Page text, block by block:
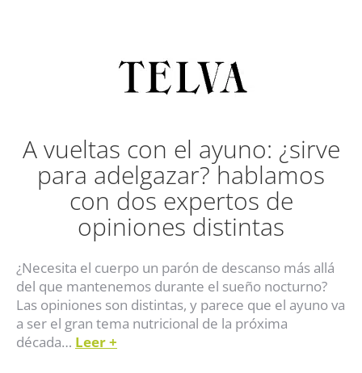
A vueltas con el ayuno: ¿sirve
para adelgazar? hablamos
con dos expertos de
opiniones distintas
¿Necesita el cuerpo un parón de descanso más allá
del que mantenemos durante el sueño nocturno?
Las opiniones son distintas, y parece que el ayuno va
a ser el gran tema nutricional de la próxima
década… Leer +